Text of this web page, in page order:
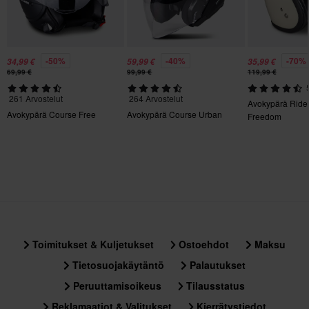
Hiilikuitu
Tuotteen Paino
Kiertovoimasuoja
Ei mitään
Urban
Sertifiointistandardi
ECE 22.06
34,99 € -50%
69,99 €
261 Arvostelut
Avokypärä Course Free
59,99 € -40%
99,99 €
264 Arvostelut
Avokypärä Course Urban
35,99 € -70%
119,99 €
Avokypärä
Freedom
Toimitukset & Kuljetukset Ostoehdot
Maksu
Tietosuojakäytäntö
Palautukset
Peruuttamisoikeus
Tilausstatus